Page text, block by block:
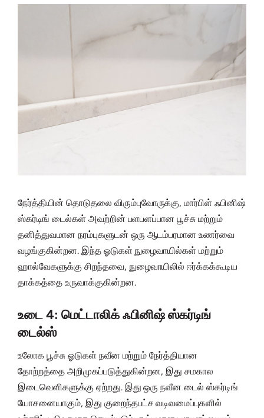
நேர்த்தியின் தொடுதலை விரும்புவோருக்கு, மார்பிள் ஃபினிஷ்
ஸ்கர்டிங் டைல்கள் அவற்றின் பளபளப்பான பூச்சு மற்றும்
தனித்துவமான நரம்புகளுடன் ஒரு ஆடம்பரமான உணர்வை
வழங்குகின்றன. இந்த ஓடுகள் நுழைவாயில்கள் மற்றும்
ஹால்வேகளுக்கு சிறந்தவை, நுழைவாயிலில் ஈர்க்கக்கூடிய
தாக்கத்தை உருவாக்குகின்றன.
உடை 4: மெட்டாலிக் ஃபினிஷ் ஸ்கர்டிங்
டைல்ஸ்
உலோக பூச்சு ஓடுகள் நவீன மற்றும் நேர்த்தியான
தோற்றத்தை அறிமுகப்படுத்துகின்றன, இது சமகால
இடைவெளிகளுக்கு ஏற்றது. இது ஒரு நவீன டைல் ஸ்கர்டிங்
யோசனையாகும், இது குறைந்தபட்ச வடிவமைப்புகளில்